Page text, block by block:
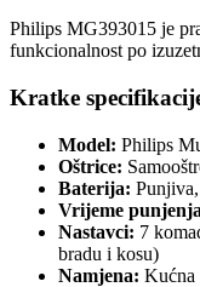
Philips MG393015 je
funkcionalnost po
Kratke
Model: Philips
Oštrice:
Baterija:
Vrijeme
Nastavci: 7
bradu i kosu)
Namjena: Kućna